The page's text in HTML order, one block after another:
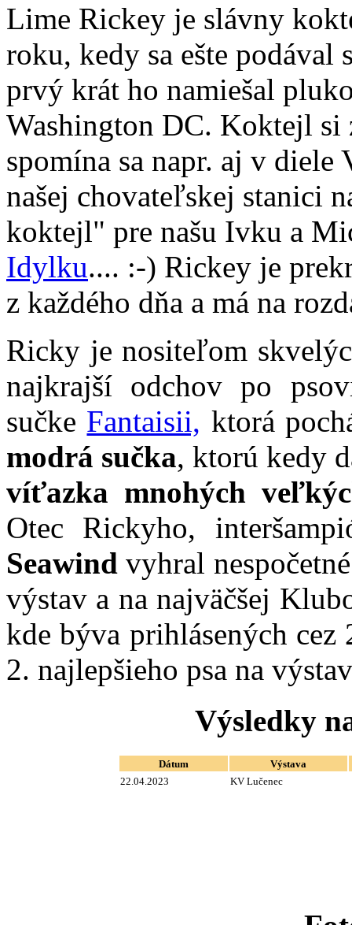
Lime Rickey je slávny
roku, kedy sa ešte
prvý krát ho namiešal
Washington DC. Koktejl
spomína sa napr. aj v
našej chovateľskej stanici
koktejl" pre našu Ivku a
Idylku.... :-) Rickey je
z každého dňa a má na
Ricky je nositeľom
najkrajší odchov po
sučke Fantaisii, ktorá
modrá sučka, ktorú kedy
víťazka mnohých
Otec Rickyho,
Seawind vyhral
výstav a na najväčšej
kde býva prihlásených
2. najlepšieho psa na
Výsledky
Dátum
Výstava
22.04.2023
KV Lučenec